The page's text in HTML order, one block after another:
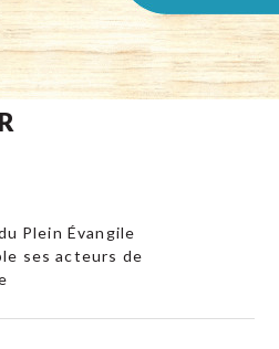
Plein Évangile
ses acteurs de